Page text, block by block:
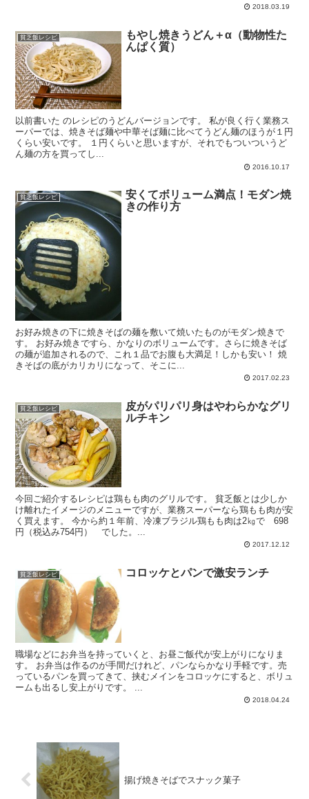
2018.03.19
貧乏飯レシピ
もやし焼きうどん＋α（動物性た
んぱく質）
以前書いた のレシピのうどんバージョンです。 私が良く行く業務ス
ーパーでは、焼きそば麺や中華そば麺に比べてうどん麺のほうが１円
くらい安いです。 １円くらいと思いますが、それでもついついうど
ん麺の方を買ってし...
2016.10.17
貧乏飯レシピ
安くてボリューム満点！モダン焼
きの作り方
お好み焼きの下に焼きそばの麺を敷いて焼いたものがモダン焼きで
す。 お好み焼きですら、かなりのボリュームです。さらに焼きそば
の麺が追加されるので、これ１品でお腹も大満足！しかも安い！ 焼
きそばの底がカリカリになって、そこに...
2017.02.23
貧乏飯レシピ
皮がパリパリ身はやわらかなグリ
ルチキン
今回ご紹介するレシピは鶏もも肉のグリルです。 貧乏飯とは少しか
け離れたイメージのメニューですが、業務スーパーなら鶏もも肉が安
く買えます。 今から約１年前、冷凍ブラジル鶏もも肉は2㎏で 698
円（税込み754円） でした。...
2017.12.12
貧乏飯レシピ コロッケとパンで激安ランチ
職場などにお弁当を持っていくと、お昼ご飯代が安上がりになりま
す。 お弁当は作るのが手間だけれど、パンならかなり手軽です。売
っているパンを買ってきて、挟むメインをコロッケにすると、ボリュ
ームも出るし安上がりです。 ...
2018.04.24
揚げ焼きそばでスナック菓子